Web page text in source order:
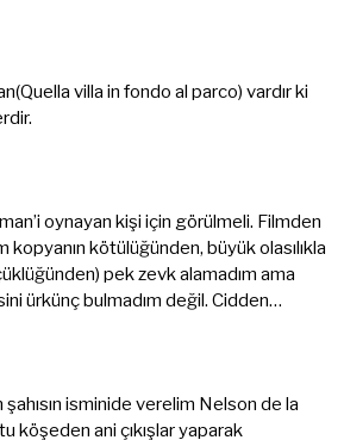
villa in fondo al parco) vardır ki
oynayan kişi için görülmeli. Filmden
kopyanın kötülüğünden, büyük olasılıkla
pek zevk alamadım ama
ürkünç bulmadım değil. Cidden…
şahısın isminide verelim Nelson de la
köşeden ani çıkışlar yaparak